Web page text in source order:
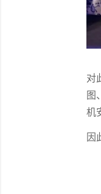
对
图
机
因